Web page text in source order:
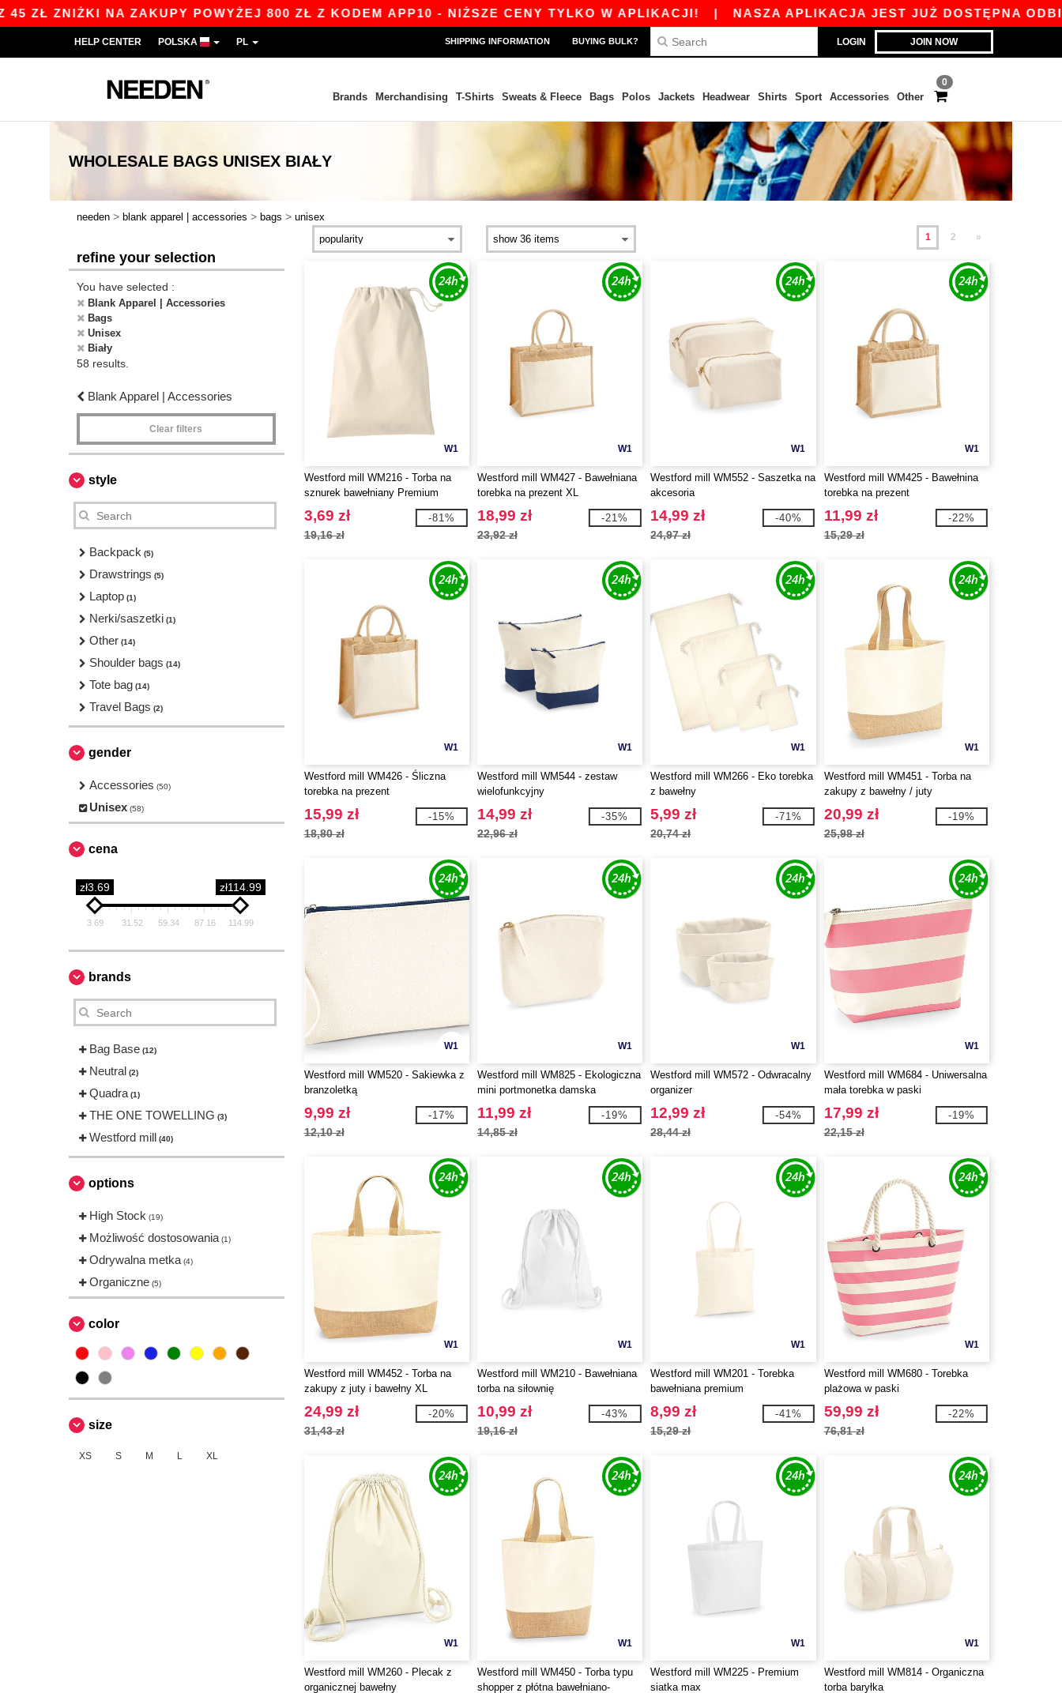
NA ZAKUPY POWYŻEJ 800 ZŁ Z KODEM APP10 - NIŻSZE CENY TYLKO W APLIKACJI!|NASZA APLIKACJA JEST JUŻ DOSTĘPNA ODBIERZ 45
LOGIN JOIN NOW
HELP CENTER POLSKA PL SHIPPING INFORMATION BUYING BULK?
0
Brands Merchandising T-Shirts Sweats & Fleece Bags Polos Jackets Headwear Shirts Sport Accessories Other
WHOLESALE BAGS UNISEX BIAŁY
needen > blank apparel | accessories > bags > unisex
refine your selection
You have selected :
Blank Apparel | Accessories
Bags
Unisex
Biały
58 results.
Blank Apparel | Accessories
Clear filters
style
Backpack (5)
Drawstrings (5)
Laptop (1)
Nerki/saszetki (1)
Other (14)
Shoulder bags (14)
Tote bag (14)
Travel Bags (2)
gender
Accessories (50)
Unisex (58)
cena
zł3.69 zł114.99
3.69 31.52 59.34 87.16 114.99
brands
Bag Base (12)
Neutral (2)
Quadra (1)
THE ONE TOWELLING (3)
Westford mill (40)
options
High Stock (19)
Możliwość dostosowania (1)
Odrywalna metka (4)
Organiczne (5)
color
size
XS S M L XL
1 2 »
W1
Westford mill WM216 - Torba na
sznurek bawełniany Premium
3,69 zł
19,16 zł
-81%
W1
Westford mill WM427 - Bawełniana
torebka na prezent XL
18,99 zł
23,92 zł
-21%
W1
Westford mill WM552 - Saszetka na
akcesoria
14,99 zł
24,97 zł
-40%
W1
Westford mill WM425 - Bawełnina
torebka na prezent
11,99 zł
15,29 zł
-22%
W1
Westford mill WM426 - Śliczna
torebka na prezent
15,99 zł
18,80 zł
-15%
W1
Westford mill WM544 - zestaw
wielofunkcyjny
14,99 zł
22,96 zł
-35%
W1
Westford mill WM266 - Eko torebka
z bawełny
5,99 zł
20,74 zł
-71%
W1
Westford mill WM451 - Torba na
zakupy z bawełny / juty
20,99 zł
25,98 zł
-19%
W1
Westford mill WM520 - Sakiewka z
branzoletką
9,99 zł
12,10 zł
-17%
W1
Westford mill WM825 - Ekologiczna
mini portmonetka damska
11,99 zł
14,85 zł
-19%
W1
Westford mill WM572 - Odwracalny
organizer
12,99 zł
28,44 zł
-54%
W1
Westford mill WM684 - Uniwersalna
mała torebka w paski
17,99 zł
22,15 zł
-19%
W1
Westford mill WM452 - Torba na
zakupy z juty i bawełny XL
24,99 zł
31,43 zł
-20%
W1
Westford mill WM210 - Bawełniana
torba na siłownię
10,99 zł
19,16 zł
-43%
W1
Westford mill WM201 - Torebka
bawełniana premium
8,99 zł
15,29 zł
-41%
W1
Westford mill WM680 - Torebka
plażowa w paski
59,99 zł
76,81 zł
-22%
W1
Westford mill WM260 - Plecak z
organicznej bawełny
W1
Westford mill WM450 - Torba typu
shopper z płótna bawełniano-
W1
Westford mill WM225 - Premium
siatka max
W1
Westford mill WM814 - Organiczna
torba baryłka